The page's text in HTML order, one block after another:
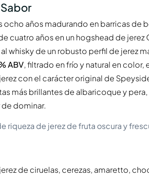
ocho años madurando en barricas de
cuatro años en un hogshead de jerez
whisky de un robusto perfil de jerez
ABV, filtrado en frío y natural en
con el carácter original de
más brillantes de albaricoque y
dominar.
riqueza de jerez de fruta oscura y
de ciruelas, cerezas, amaretto,